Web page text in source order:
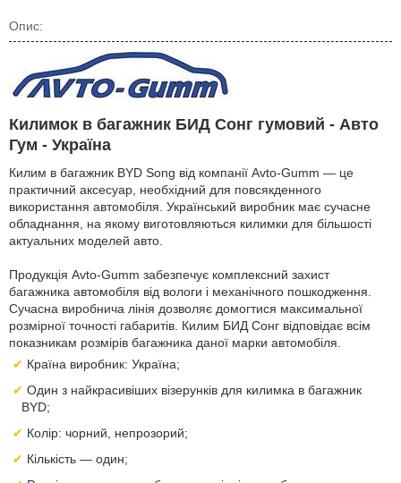
Опис:
Килимок в багажник БИД Сонг гумовий - Авто
Гум - Україна
Килим в багажник BYD Song від компанії Avto-Gumm — це
практичний аксесуар, необхідний для повсякденного
використання автомобіля. Український виробник має сучасне
обладнання, на якому виготовляються килимки для більшості
актуальних моделей авто.
Продукція Avto-Gumm забезпечує комплексний захист
багажника автомобіля від вологи і механічного пошкодження.
Сучасна виробнича лінія дозволяє домогтися максимальної
розмірної точності габаритів. Килим БИД Сонг відповідає всім
показникам розмірів багажника даної марки автомобіля.
Країна виробник: Україна;
Один з найкрасивіших візерунків для килимка в багажник
BYD;
Колір: чорний, непрозорий;
Кількість — один;